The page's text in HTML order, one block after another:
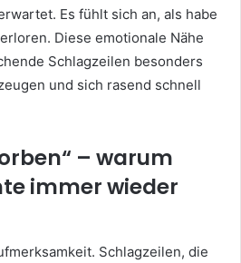
Es fühlt sich an, als habe
Diese emotionale Nähe
Schlagzeilen besonders
und sich rasend schnell
– warum
immer wieder
Schlagzeilen, die